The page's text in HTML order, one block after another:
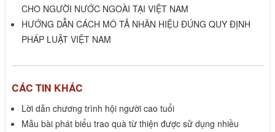
CHO NGƯỜI NƯỚC NGOÀI TẠI VIỆT NAM
HƯỚNG DẪN CÁCH MÔ TẢ NHÃN HIỆU ĐÚNG QUY ĐỊNH
PHÁP LUẬT VIỆT NAM
CÁC TIN KHÁC
Lời dẫn chương trình hội người cao tuổi
Mẫu bài phát biểu trao quà từ thiện được sử dụng nhiều